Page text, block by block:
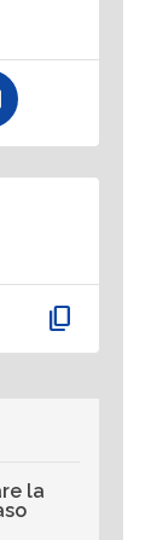
content_copy
la